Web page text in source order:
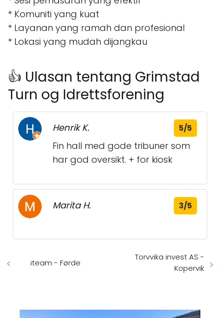
* Komuniti yang kuat
* Layanan yang ramah dan profesional
* Lokasi yang mudah dijangkau
👍 Ulasan tentang Grimstad
Turn og Idrettsforening
Henrik K. 5/5
Fin hall med gode tribuner som
har god oversikt. + for kiosk
Marita H. 3/5
iteam - Førde
Torvvika invest AS -
Kopervik